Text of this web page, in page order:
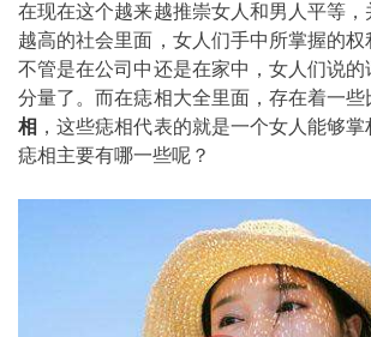
在现在这个越来越推崇女人和男人平等
越高的社会里面，女人们手中所掌握的权
不管是在公司中还是在家中，女人们说
分量了。而在痣相大全里面，存在着一些
相 ，这些痣相代表的就是一个女人能够
痣相主要有哪一些呢？